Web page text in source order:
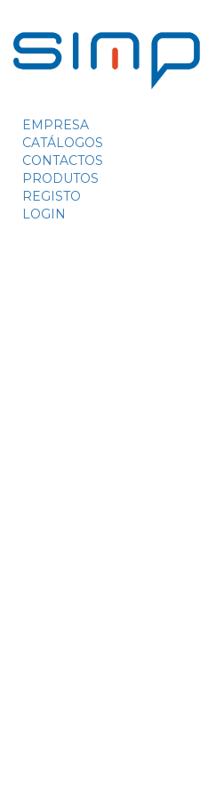
EMPRESA
CATÁLOGOS
CONTACTOS
PRODUTOS
REGISTO
LOGIN